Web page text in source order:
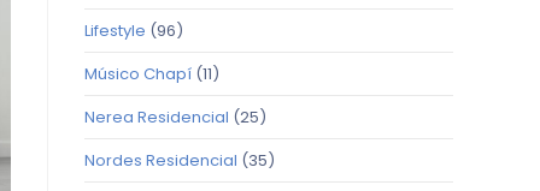
Lifestyle (96)
Músico Chapí (11)
Nerea Residencial (25)
Nordes Residencial (35)